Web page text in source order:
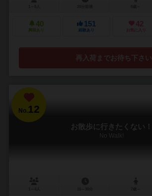
40
興味あり
151
経験あり
42
お気に入り
再入荷までお待ち下さい
No.12
お散歩に行きたくない！
No Walk!